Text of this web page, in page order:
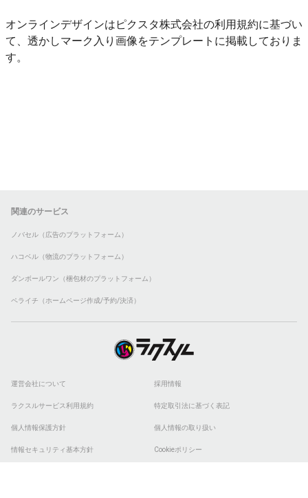
オンラインデザインはピクスタ株式会社の利用規約に基づい
て、透かしマーク入り画像をテンプレートに掲載しておりま
す。
関連のサービス
ノバセル（広告のプラットフォーム）
ハコベル（物流のプラットフォーム）
ダンボールワン（梱包材のプラットフォーム）
ペライチ（ホームページ作成/予約/決済）
運営会社について 採用情報
ラクスルサービス利用規約 特定取引法に基づく表記
個人情報保護方針 個人情報の取り扱い
情報セキュリティ基本方針 Cookieポリシー